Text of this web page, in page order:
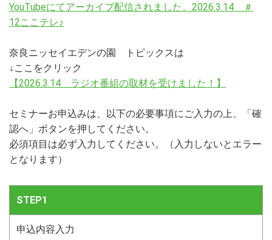
YouTubeにてアーカイブ配信されました。2026.3.14 ＃
12ここテレ♪
奈良ニッセイエデンの園 トピックスは
↓ここをクリック
【2026.3.14 ラジオ番組の取材を受けました！】
セミナーお申込みは、以下の必要事項にご入力の上、「確
認へ」ボタンを押してください。
必須項目は必ず入力してください。（入力しないとエラー
となります）
STEP1
申込内容入力